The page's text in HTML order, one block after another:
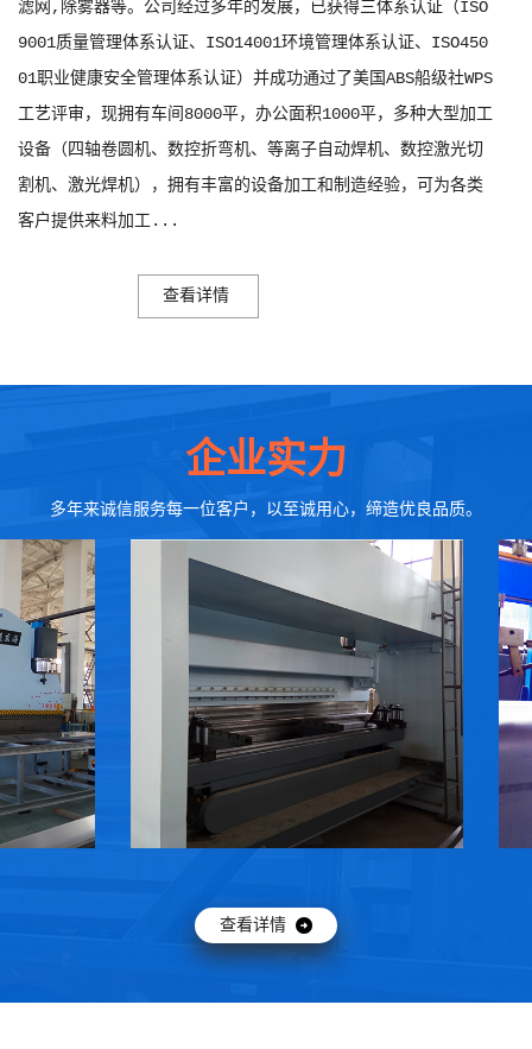
滤网,除雾器等。公司经过多年的发展，已获得三体系认证（ISO
9001质量管理体系认证、ISO14001环境管理体系认证、ISO450
01职业健康安全管理体系认证）并成功通过了美国ABS船级社WPS
工艺评审，现拥有车间8000平，办公面积1000平，多种大型加工
设备（四轴卷圆机、数控折弯机、等离子自动焊机、数控激光切
割机、激光焊机），拥有丰富的设备加工和制造经验，可为各类
客户提供来料加工...
查看详情
企业实力
多年来诚信服务每一位客户，以至诚用心，缔造优良品质。
查看详情